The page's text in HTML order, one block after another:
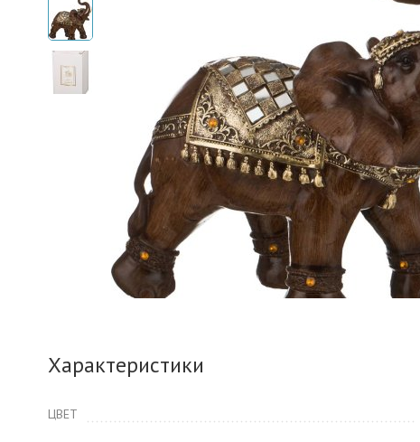
Характеристики
ЦВЕТ